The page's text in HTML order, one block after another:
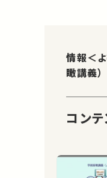
情報＜
瞰講義）
コン